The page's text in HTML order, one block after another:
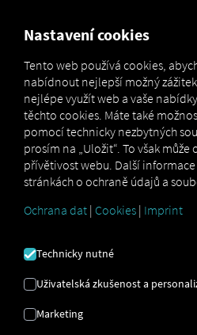
Marketplace Connectors
SHIPPEO
SHIPPEO SAS? Pak si
přístup k
Nastavení cookies
Tento web používá cookies,
nabídnout nejlepší možný
nejlépe využít web a vaše
těchto cookies. Máte také
pomocí technicky nezbytných
prosím na „Uložit“. To však
přívětivost webu. Další
stránkách o ochraně údajů a
Ochrana dat | Cookies | Imprint
Technicky nutné
Uživatelská zkušenost a
Marketing